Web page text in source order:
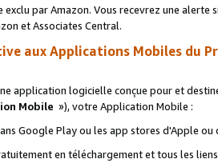
par Amazon. Vous recevrez une alerte
et Associates Central.
aux Applications Mobiles du
application logicielle conçue pour et
Mobile »), votre Application Mobile :
Google Play ou les app stores d'Apple ou
en téléchargement et tous les